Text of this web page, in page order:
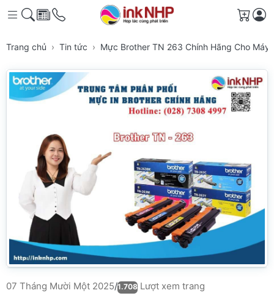
Giỏ
Trang chủ Tin tức Mực Brother TN 263 Chính Hãng Cho Máy
07 Tháng Mười Một 2025/1.708 Lượt xem trang